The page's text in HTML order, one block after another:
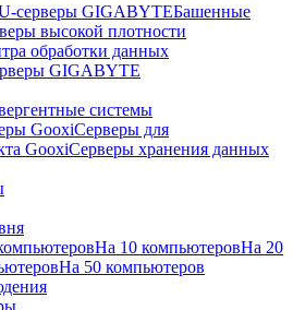
серверы GIGABYTEБашенные
высокой плотности
обработки данных
GIGABYTE
системы
GooxiСерверы для
GooxiСерверы хранения данных
На 10 компьютеровНа 20
На 50 компьютеров